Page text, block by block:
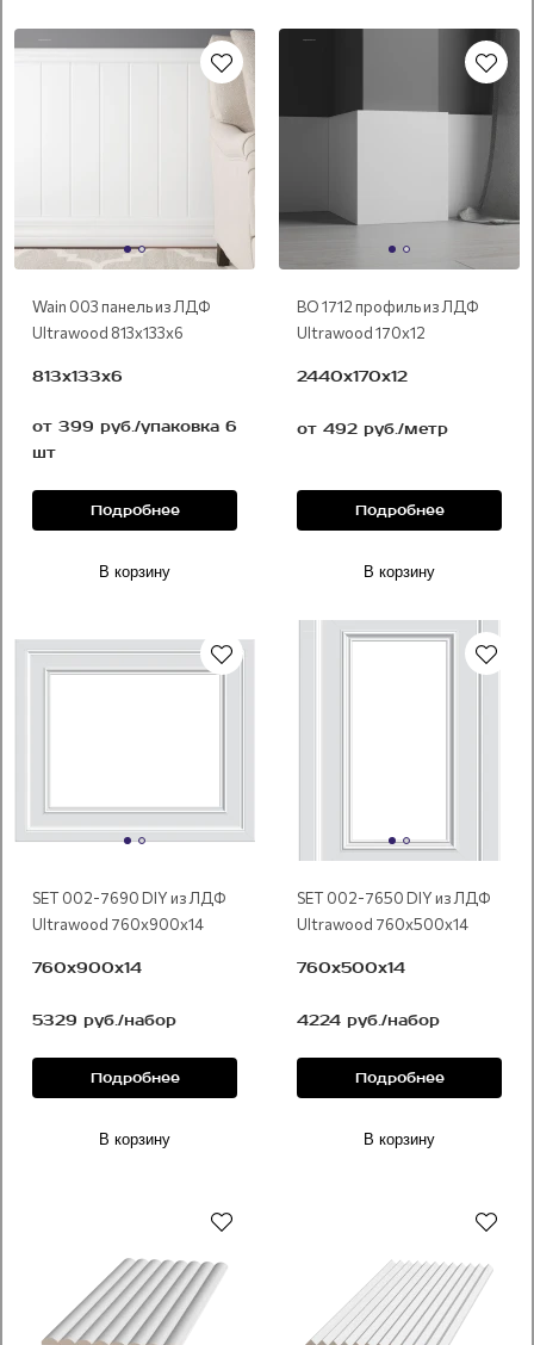
Wain 003 панель из ЛДФ
Ultrawood 813х133х6
813х133х6
от 399 руб./упаковка 6
шт
Подробнее
В корзину
BO 1712 профиль из ЛДФ
Ultrawood 170х12
2440х170х12
от 492 руб./метр
Подробнее
В корзину
SET 002-7690 DIY из ЛДФ
Ultrawood 760х900х14
760х900х14
5329 руб./набор
Подробнее
В корзину
SET 002-7650 DIY из ЛДФ
Ultrawood 760х500х14
760х500х14
4224 руб./набор
Подробнее
В корзину